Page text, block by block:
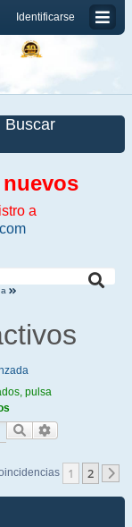
Identificarse
Buscar
a
pulsa
Buscar
1 2